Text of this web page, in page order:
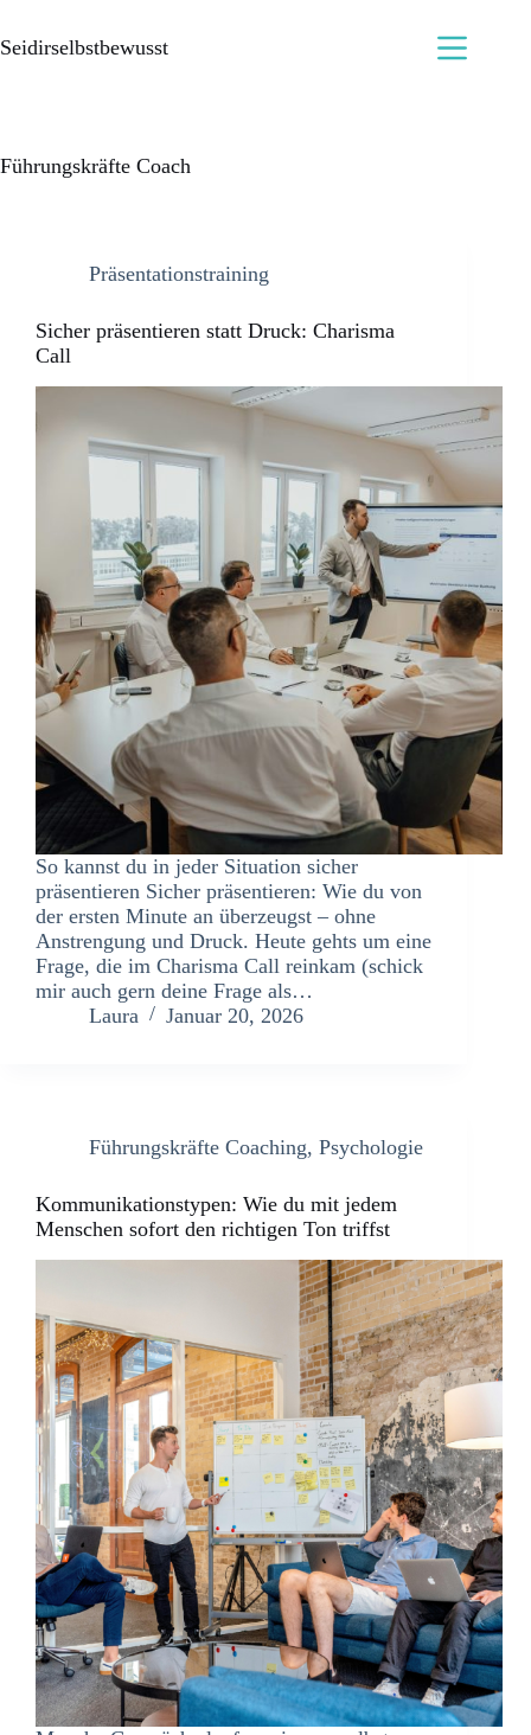
Seidirselbstbewusst
Führungskräfte Coach
Präsentationstraining
Sicher präsentieren statt Druck: Charisma
Call
So kannst du in jeder Situation sicher
präsentieren Sicher präsentieren: Wie du von
der ersten Minute an überzeugst – ohne
Anstrengung und Druck. Heute gehts um eine
Frage, die im Charisma Call reinkam (schick
mir auch gern deine Frage als…
Laura
Januar 20, 2026
Führungskräfte Coaching, Psychologie
Kommunikationstypen: Wie du mit jedem
Menschen sofort den richtigen Ton triffst